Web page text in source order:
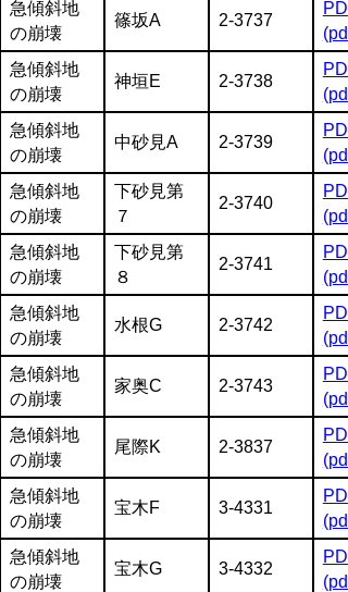
急傾斜地
の崩壊
篠坂A 2-3737
急傾斜地
の崩壊
神垣E 2-3738
急傾斜地
の崩壊
中砂見A 2-3739
急傾斜地
の崩壊
下砂見第
７
2-3740
急傾斜地
の崩壊
下砂見第
８
2-3741
急傾斜地
の崩壊
水根G 2-3742
急傾斜地
の崩壊
家奥C 2-3743
急傾斜地
の崩壊
尾際K 2-3837
急傾斜地
の崩壊
宝木F 3-4331
急傾斜地
の崩壊
宝木G 3-4332